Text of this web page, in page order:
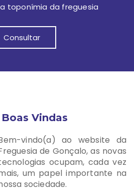
toponímia da freguesia
Consultar
Vindas
vindo(a) ao website da
de Gonçalo, as novas
ocupam, cada vez
um papel importante na
sociedade.